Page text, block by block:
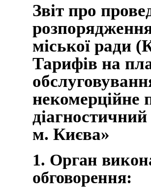
Звіт про
міської ради
Тарифів на
некомерційне
м. Києва»
1. Орган
обговорення: